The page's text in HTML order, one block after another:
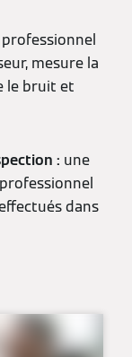
professionnel
mesure la
le bruit et
: une
dans